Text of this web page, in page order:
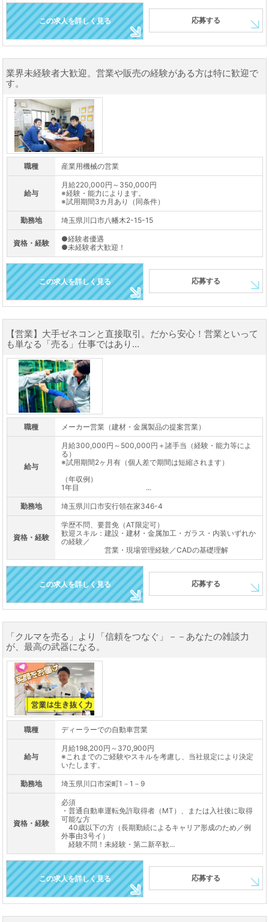
この求人を詳しく見る 応募する
業界未経験者大歓迎。営業や販売の経験がある方は特に歓迎で
す。
職種 産業用機械の営業
給与
月給220,000円～350,000円
※経験・能力によります。
※試用期間3カ月あり（同条件）
勤務地 埼玉県川口市八幡木2-15-15
資格・経験
●経験者優遇
●未経験者大歓迎！
この求人を詳しく見る 応募する
【営業】大手ゼネコンと直接取引。だから安心！営業といって
も単なる「売る」仕事ではあり...
職種 メーカー営業（建材・金属製品の提案営業）
給与
月給300,000円～500,000円＋諸手当（経験・能力等によ
る）
※試用期間2ヶ月有（個人差で期間は短縮されます）
（年収例）
1年目 ...
勤務地 埼玉県川口市安行領在家346-4
資格・経験
学歴不問、要普免（AT限定可）
歓迎スキル：建設・建材・金属加工・ガラス・内装いずれか
の経験／
営業・現場管理経験／CADの基礎理解
この求人を詳しく見る 応募する
「クルマを売る」より「信頼をつなぐ」－－あなたの雑談力
が、最高の武器になる。
職種 ディーラーでの自動車営業
給与
月給198,200円～370,900円
※これまでのご経験やスキルを考慮し、当社規定により決定
いたします。
勤務地 埼玉県川口市栄町1－1－9
資格・経験
必須
・普通自動車運転免許取得者（MT）、または入社後に取得
可能な方
40歳以下の方（長期勤続によるキャリア形成のため／例
外事由3号イ）
経験不問！未経験・第二新卒歓...
この求人を詳しく見る 応募する